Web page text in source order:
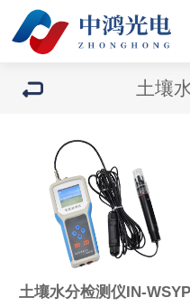
土壤
土壤水分检测仪IN-WSYP